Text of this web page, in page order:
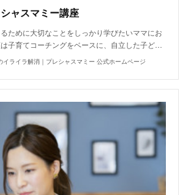
ャスマミー講座
ために大切なことをしっかり学びたいママにお
子育てコーチングをベースに、自立した子ど…
イライラ解消｜プレシャスマミー 公式ホームページ